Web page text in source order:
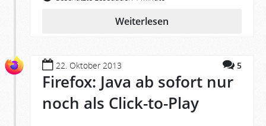
Weiterlesen
22. Oktober 2013 5
Firefox: Java ab sofort nur
noch als Click-to-Play